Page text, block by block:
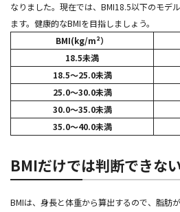
なりました。現在では、BMI18.5以下のモデ
ます。健康的なBMIを目指しましょう。
BMI(kg/m²）
18.5未満
18.5～25.0未満
25.0～30.0未満
30.0～35.0未満
35.0～40.0未満
BMIだけでは判断できな
BMIは、身長と体重から算出するので、脂肪